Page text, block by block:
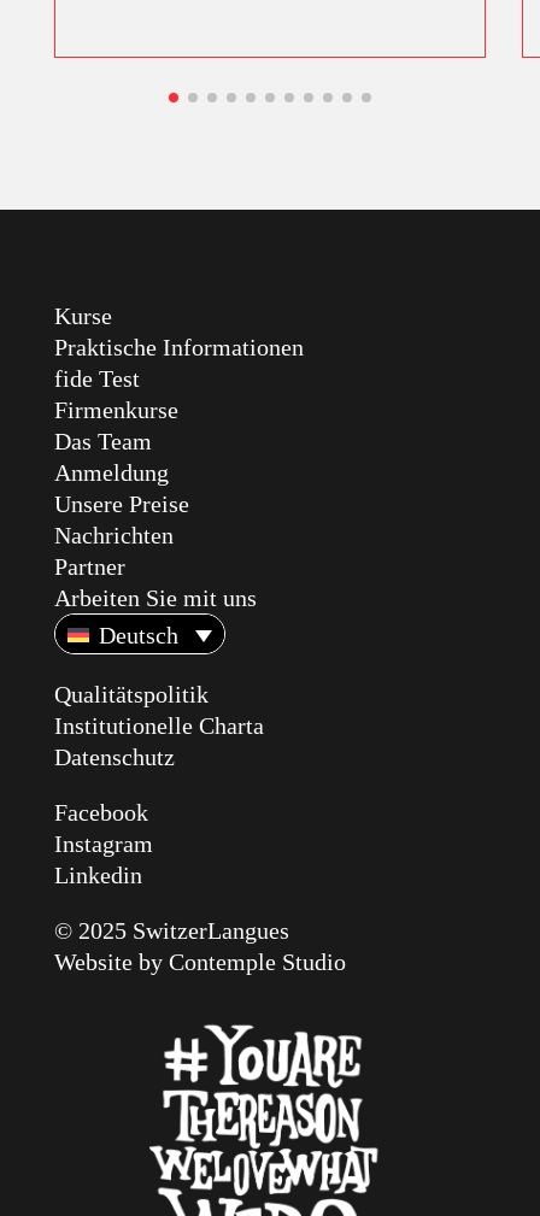
Kurse
Praktische Informationen
fide Test
Firmenkurse
Das Team
Anmeldung
Unsere Preise
Nachrichten
Partner
Arbeiten Sie mit uns
Deutsch
Qualitätspolitik
Institutionelle Charta
Datenschutz
Facebook
Instagram
Linkedin
© 2025 SwitzerLangues
Website by Contemple Studio